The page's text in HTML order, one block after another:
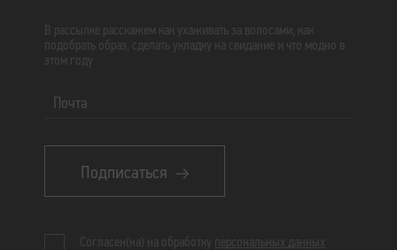
В рассылке расскажем как ухаживать за волосами, как
подобрать образ, сделать укладку на свидание и что модно в
этом году
Почта
Подписаться
Согласен(на) на обработку персональных данных